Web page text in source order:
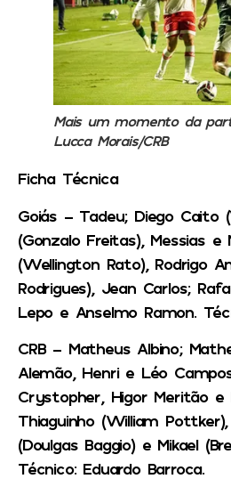
Mais um momento da
Lucca Morais/CRB
Ficha Técnica
Goiás – Tadeu; Diego Caito
(Gonzalo Freitas), Messias e
(Wellington Rato), Rodrigo
Rodrigues), Jean Carlos;
Lepo e Anselmo Ramon.
CRB – Matheus Albino;
Alemão, Henri e Léo
Crystopher, Higor Meritão e
Thiaguinho (William
(Doulgas Baggio) e Mikael
Técnico: Eduardo Barroca.